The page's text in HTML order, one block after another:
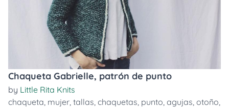
Chaqueta Gabrielle, patrón de punto
by Little Rita Knits
chaqueta, mujer, tallas, chaquetas, punto, agujas, otoño,